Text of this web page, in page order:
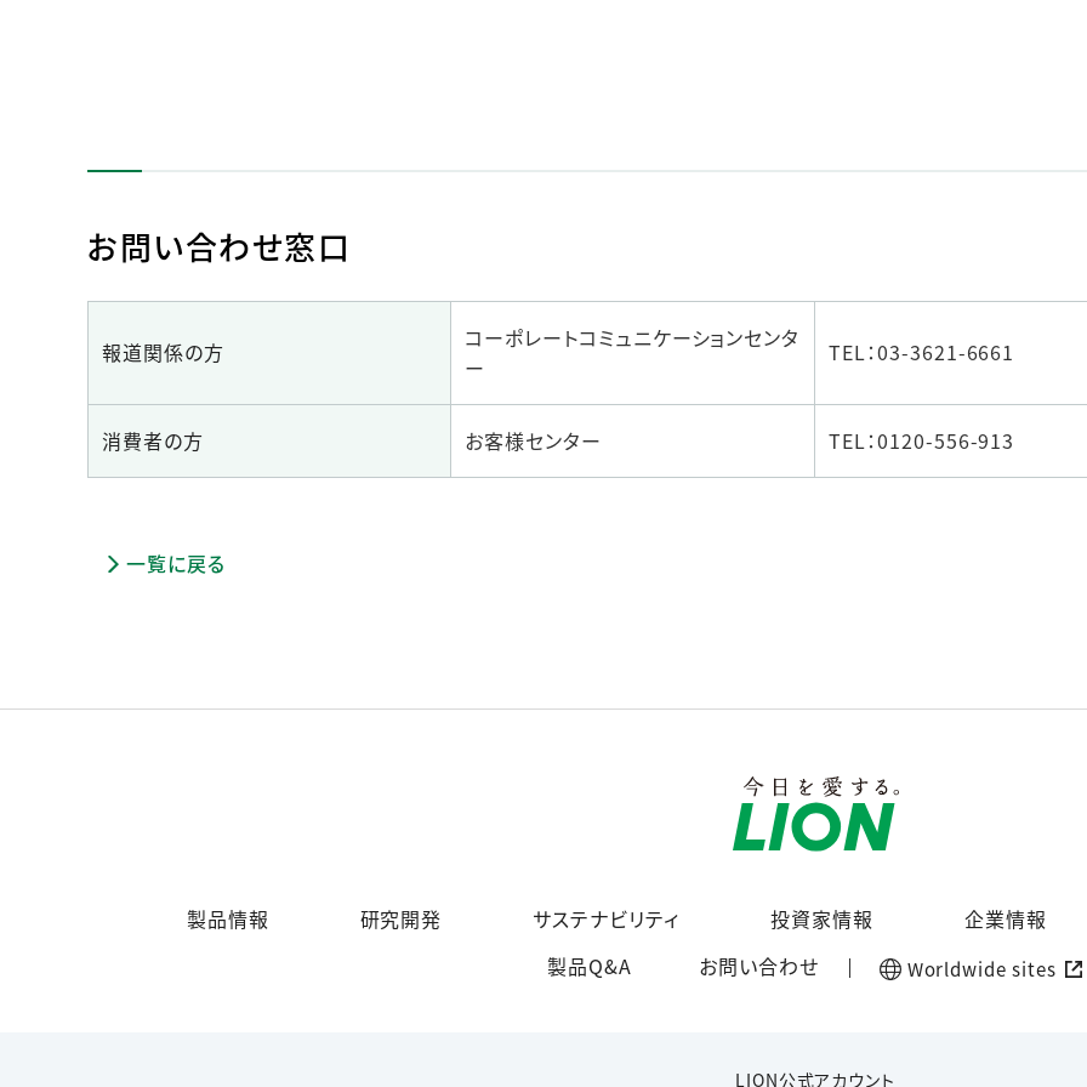
お問い合わせ窓口
報道関係の方
コーポレートコミュニケーションセンタ
ー
TEL：03-3621-6661
消費者の方 お客様センター TEL：0120-556-913
一覧に戻る
製品情報 研究開発 サステナビリティ 投資家情報
企業情報
製品Q&A
お問い合わせ Worldwide sites
LION公式アカウント